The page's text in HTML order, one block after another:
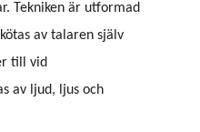
Tekniken är utformad
av talaren själv
till vid
av ljud, ljus och